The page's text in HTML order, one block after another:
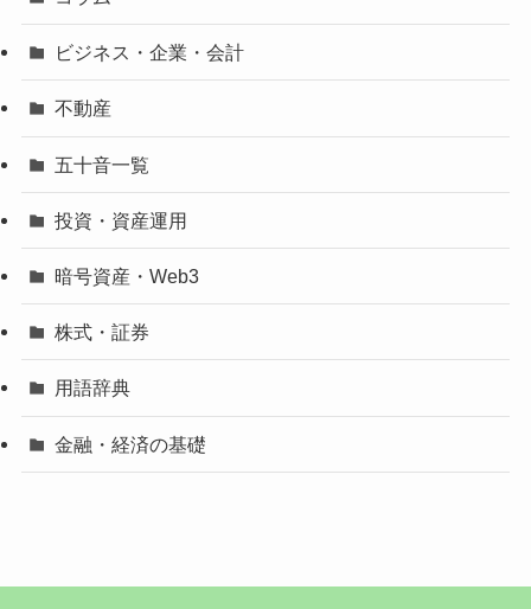
ビジネス・企業・会計
不動産
五十音一覧
投資・資産運用
暗号資産・Web3
株式・証券
用語辞典
金融・経済の基礎